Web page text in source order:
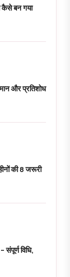
कैसे बन गया
और प्रतिशोध
की 8 जरूरी
विधि,